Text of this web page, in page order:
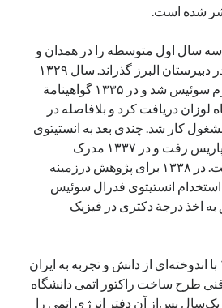
شده است.
سه سال اول متوسطه را در همدان و
دورة دوم متوسطه را در دبیرستان البرز گذراند. سال ۱۳۲۹
برای ادامة تحصیل عازم سوئیس شد و در ۱۳۳۵ گواهینامة
لوزان دریافت کرد و بلافاصله در
کار شد. چندی بعد به انستیتوی
علوم و فنون هسته‌ای پاریس رفت و در ۱۳۳۷ مدرک
مهندسی هسته‌ای گرفت. در ۱۳۳۸ برای پژوهش درزمینه
انستیتوی فدرال سوئیس
۱۳۴۲ موفق به اخذ درجة دکتری در فیزیک
دکتر اعتماد سال ۱۳۴۴ با اندوخته‌ای از دانش و تجربه به ایران
طرح ساخت راکتور اتمی دانشگاه
یک‌سال پس‌از آن دفتر انرژی اتمی را